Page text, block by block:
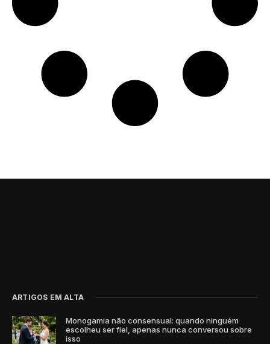
ARTIGOS EM ALTA
Monogamia não consensual: quando ninguém
escolheu ser fiel, apenas nunca conversou sobre
isso